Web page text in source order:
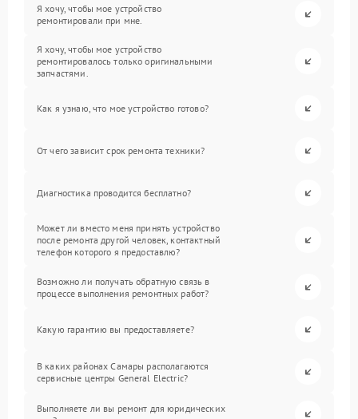
Я хочу, чтобы мое устройство
ремонтировали при мне.
Я хочу, чтобы мое устройство
ремонтировалось только оригинальными
запчастями.
Как я узнаю, что мое устройство готово?
От чего зависит срок ремонта техники?
Диагностика проводится бесплатно?
Может ли вместо меня принять устройство
после ремонта другой человек, контактный
телефон которого я предоставлю?
Возможно ли получать обратную связь в
процессе выполнения ремонтных работ?
Какую гарантию вы предоставляете?
В каких районах Самары располагаются
сервисные центры General Electric?
Выполняете ли вы ремонт для юридических